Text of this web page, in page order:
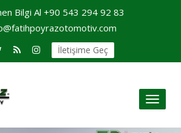
Bilgi Al +90 543 294 92 83
İletişime Geç
Toggle